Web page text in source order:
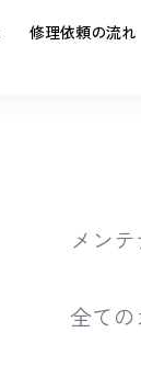
修理依頼の流れ
メン
全ての